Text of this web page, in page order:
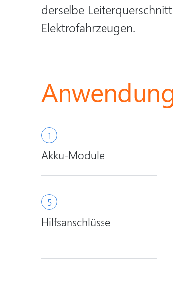
derselbe
Elektrofahrzeugen.
Akku-Module
Hilfsanschlüsse